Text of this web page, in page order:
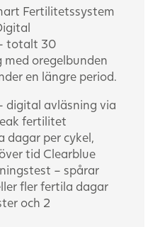
Fertilitetssystem
totalt 30
oregelbunden
en längre period.
digital avläsning via
fertilitet
dagar per cykel,
tid Clearblue
– spårar
fler fertila dagar
och 2